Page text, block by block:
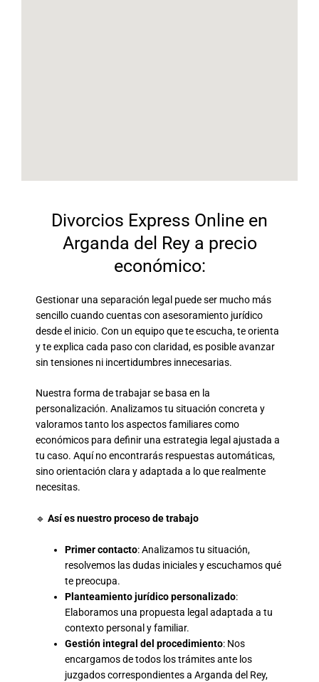
Divorcios Express Online en
Arganda del Rey a precio
económico:
Gestionar una separación legal puede ser mucho más
sencillo cuando cuentas con asesoramiento jurídico
desde el inicio. Con un equipo que te escucha, te orienta
y te explica cada paso con claridad, es posible avanzar
sin tensiones ni incertidumbres innecesarias.
Nuestra forma de trabajar se basa en la
personalización. Analizamos tu situación concreta y
valoramos tanto los aspectos familiares como
económicos para definir una estrategia legal ajustada a
tu caso. Aquí no encontrarás respuestas automáticas,
sino orientación clara y adaptada a lo que realmente
necesitas.
🔹 Así es nuestro proceso de trabajo
Primer contacto: Analizamos tu situación,
resolvemos las dudas iniciales y escuchamos qué
te preocupa.
Planteamiento jurídico personalizado:
Elaboramos una propuesta legal adaptada a tu
contexto personal y familiar.
Gestión integral del procedimiento: Nos
encargamos de todos los trámites ante los
juzgados correspondientes a Arganda del Rey,